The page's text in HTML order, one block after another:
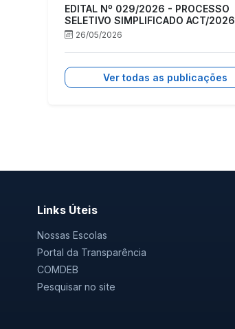
EDITAL Nº 029/2026 - PROCESSO
SELETIVO SIMPLIFICADO ACT/2026
26/05/2026
Ver todas as publicações
Links Úteis
Nossas Escolas
Portal da Transparência
COMDEB
Pesquisar no site